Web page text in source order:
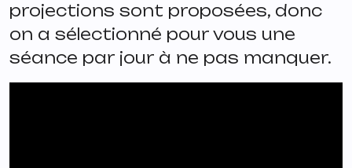
projections sont proposées, donc
on a sélectionné pour vous une
séance par jour à ne pas manquer.